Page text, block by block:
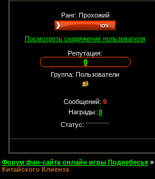
Ранг: Прохожий
Посмотреть снаряжение пользователя
Репутация:
0
Группа: Пользователи
Сообщений:9
Награды: 0
Статус:
Форум фан-сайта онлайн игры Поднебесье »
Китайского Клиента